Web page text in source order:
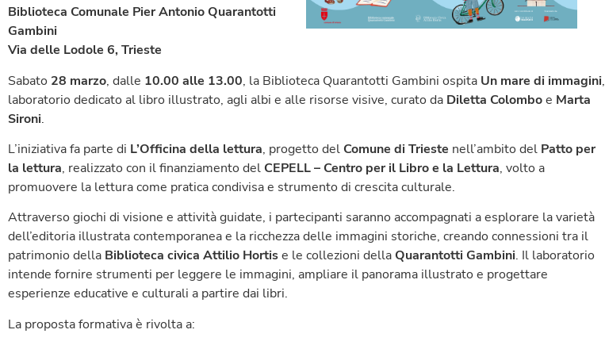
Biblioteca Comunale Pier Antonio Quarantotti
Gambini
Via delle Lodole 6, Trieste
Sabato 28 marzo, dalle 10.00 alle 13.00, la Biblioteca Quarantotti Gambini ospita Un mare di immagini,
laboratorio dedicato al libro illustrato, agli albi e alle risorse visive, curato da Diletta Colomboe Marta
Sironi.
L’iniziativa fa parte di L’Officina della lettura, progetto delComune di Trieste nell’ambito del Patto per
la lettura, realizzato con il finanziamento delCEPELL – Centro per il Libro e la Lettura, volto a
promuovere la lettura come pratica condivisa e strumento di crescita culturale.
Attraverso giochi di visione e attività guidate, i partecipanti saranno accompagnati a esplorare la varietà
dell’editoria illustrata contemporanea e la ricchezza delle immagini storiche, creando connessioni tra il
patrimonio della Biblioteca civica Attilio Hortise le collezioni dellaQuarantotti Gambini. Il laboratorio
intende fornire strumenti per leggere le immagini, ampliare il panorama illustrato e progettare
esperienze educative e culturali a partire dai libri.
La proposta formativa è rivolta a: